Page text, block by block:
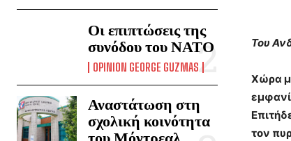
Οι επιπτώσεις της
συνόδου του ΝΑΤΟ
OPINION GEORGE GUZMAS
Αναστάτωση στη
σχολική κοινότητα
του Μόντρεαλ
Του
Χώρα
τον